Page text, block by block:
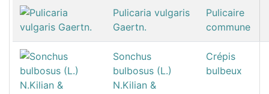
Pulicaria vulgaris
Gaertn.
Pulicaire
commune
Sonchus
bulbosus (L.)
N.Kilian &
Crépis
bulbeux